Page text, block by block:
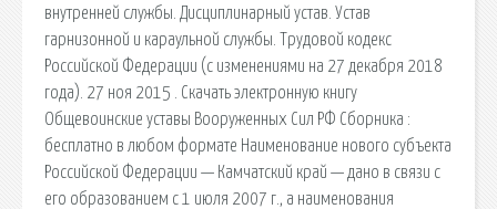
внутренней службы. Дисциплинарный устав. Устав
гарнизонной и караульной службы. Трудовой кодекс
Российской Федерации (с изменениями на 27 декабря 2018
года). 27 ноя 2015 . Скачать электронную книгу
Общевоинские уставы Вооруженных Сил РФ Сборника :
бесплатно в любом формате Наименование нового субъекта
Российской Федерации — Камчатский край — дано в связи с
его образованием с 1 июля 2007 г., а наименования